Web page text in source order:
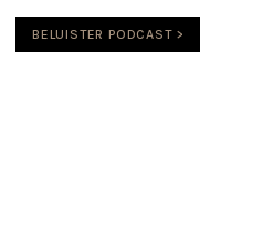
BELUISTER PODCAST >